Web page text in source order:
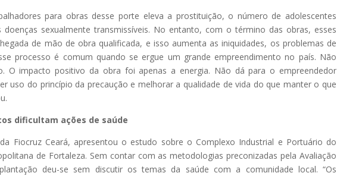
para obras desse porte eleva a prostituição, o número de adolescentes
doenças sexualmente transmissíveis. No entanto, com o término das obras, esses
de mão de obra qualificada, e isso aumenta as iniquidades, os problemas de
processo é comum quando se ergue um grande empreendimento no país. Não
O impacto positivo da obra foi apenas a energia. Não dá para o empreendedor
uso do princípio da precaução e melhorar a qualidade de vida do que manter o que
dificultam ações de saúde
Fiocruz Ceará, apresentou o estudo sobre o Complexo Industrial e Portuário do
de Fortaleza. Sem contar com as metodologias preconizadas pela Avaliação
deu-se sem discutir os temas da saúde com a comunidade local. “Os